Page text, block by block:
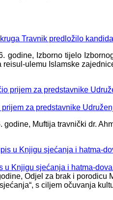
Travnik predložilo
godine, Izborno tijelo
reisul-ulemu Islamske
za predstavnike
godine, Muftija travnički dr.
u Knjigu sjećanja i hatma-
Odjel za brak i
s ciljem očuvanja